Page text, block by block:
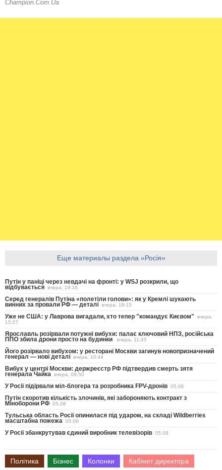
Еще материалы раздела «Росія»
Путін у паніці через невдачі на фронті: у WSJ розкрили, що
відбувається вчера, 19:16
Серед генералів Путіна «полетіли голови»: як у Кремлі шукають
винних за провали РФ — деталі вчера, 18:15
Уже не США: у Лаврова вигадали, хто тепер "командує Києвом"
вчера,
15:27
Ярославль розірвали потужні вибухи: палає ключовий НПЗ, російська
ППО збила дрони просто на будинки вчера, 11:45
Його розірвало вибухом: у ресторані Москви загинув новопризначений
генерал — нові деталі вчера, 10:44
Вибух у центрі Москви: держреєстр РФ підтвердив смерть зятя
генерала Чайка вчера, 08:50
У Росії підірвали міл-блогера та розробника FPV-дронів 05.08
Путін скоротив кількість злочинів, які забороняють контракт з
Міноборони РФ 05.08
Тульська область Росії опинилася під ударом, на складі Wildberries
масштабна пожежа 05.08
У Росії збанкрутував єдиний виробник телевізорів 05.08
Політика Бізнес Колонки Кабінет директора